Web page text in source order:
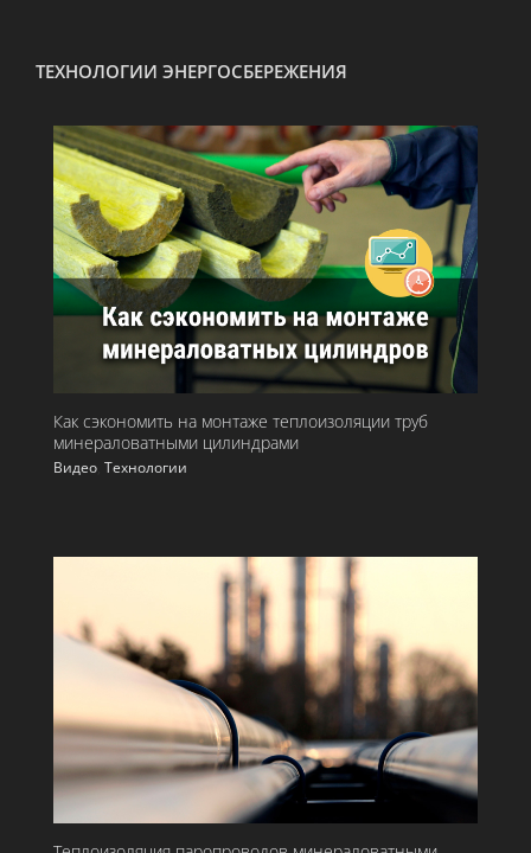
ТЕХНОЛОГИИ ЭНЕРГОСБЕРЕЖЕНИЯ
Как сэкономить на монтаже теплоизоляции труб
минераловатными цилиндрами
Видео Технологии